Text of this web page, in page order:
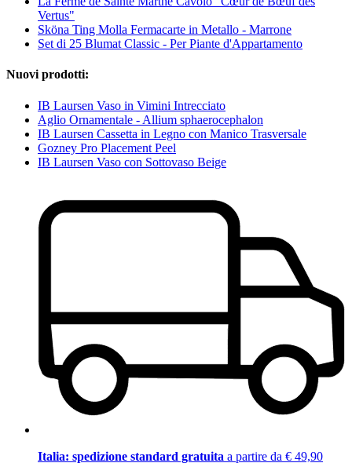
Vertus"
Sköna Ting Molla Fermacarte in Metallo - Marrone
Set di 25 Blumat Classic - Per Piante d'Appartamento
Nuovi prodotti:
IB Laursen Vaso in Vimini Intrecciato
Aglio Ornamentale - Allium sphaerocephalon
IB Laursen Cassetta in Legno con Manico Trasversale
Gozney Pro Placement Peel
IB Laursen Vaso con Sottovaso Beige
Italia: spedizione standard gratuita a partire da € 49,90